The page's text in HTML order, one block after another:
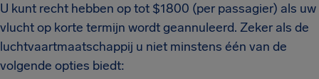
U kunt recht hebben op tot $1800 (per passagier) als uw
vlucht op korte termijn wordt geannuleerd. Zeker als de
luchtvaartmaatschappij u niet minstens één van de
volgende opties biedt: